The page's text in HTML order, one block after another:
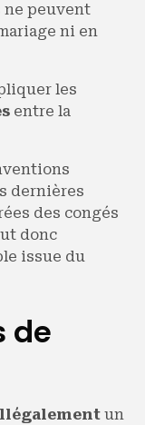
ne peuvent
ni en
les
entre la
dernières
des congés
donc
issue du
de
un